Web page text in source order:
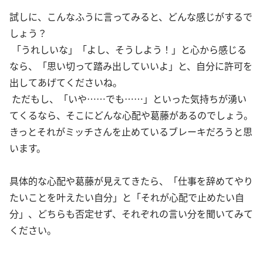
試しに、こんなふうに言ってみると、どんな感じがするで
しょう？
「うれしいな」「よし、そうしよう！」と心から感じる
なら、「思い切って踏み出していいよ」と、自分に許可を
出してあげてくださいね。
ただもし、「いや……でも……」といった気持ちが湧い
てくるなら、そこにどんな心配や葛藤があるのでしょう。
きっとそれがミッチさんを止めているブレーキだろうと思
います。
具体的な心配や葛藤が見えてきたら、「仕事を辞めてやり
たいことを叶えたい自分」と「それが心配で止めたい自
分」、どちらも否定せず、それぞれの言い分を聞いてみて
ください。